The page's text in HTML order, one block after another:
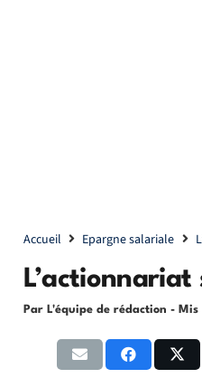
Accueil Epargne salariale
L’actionnariat
Par L'équipe de rédaction - Mis